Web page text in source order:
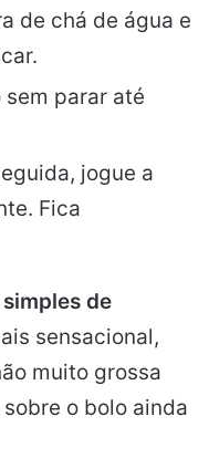
de chá de água e
parar até
jogue a
Fica
de
sensacional,
muito grossa
o bolo ainda